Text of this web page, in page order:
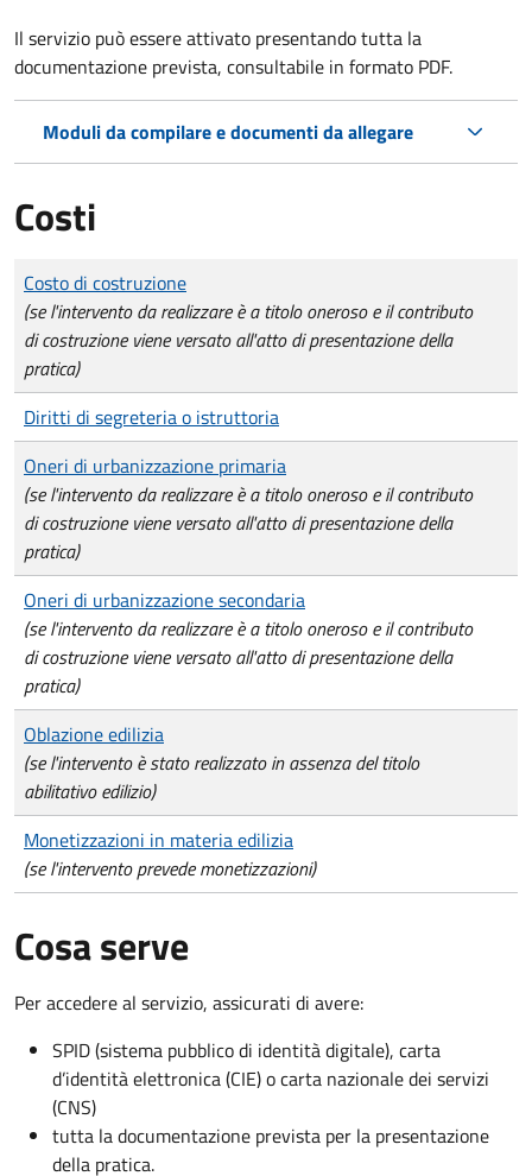
Il servizio può essere attivato presentando tutta la
documentazione prevista, consultabile in formato PDF.
Moduli da compilare e documenti da allegare
Costi
Tipo di pagamento
Importo
Costo di costruzione
(se l'intervento da realizzare è a titolo oneroso e il contributo
di costruzione viene versato all'atto di presentazione della
pratica)
Diritti di segreteria o istruttoria
Oneri di urbanizzazione primaria
(se l'intervento da realizzare è a titolo oneroso e il contributo
di costruzione viene versato all'atto di presentazione della
pratica)
Oneri di urbanizzazione secondaria
(se l'intervento da realizzare è a titolo oneroso e il contributo
di costruzione viene versato all'atto di presentazione della
pratica)
Oblazione edilizia
(se l'intervento è stato realizzato in assenza del titolo
abilitativo edilizio)
Monetizzazioni in materia edilizia
(se l'intervento prevede monetizzazioni)
Cosa serve
Per accedere al servizio, assicurati di avere:
SPID (sistema pubblico di identità digitale), carta
d’identità elettronica (CIE) o carta nazionale dei servizi
(CNS)
tutta la documentazione prevista per la presentazione
della pratica.